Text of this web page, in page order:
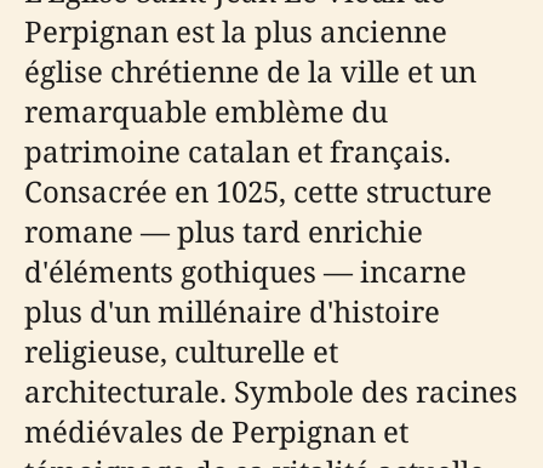
Perpignan est la plus ancienne
église chrétienne de la ville et un
remarquable emblème du
patrimoine catalan et français.
Consacrée en 1025, cette structure
romane — plus tard enrichie
d'éléments gothiques — incarne
plus d'un millénaire d'histoire
religieuse, culturelle et
architecturale. Symbole des racines
médiévales de Perpignan et